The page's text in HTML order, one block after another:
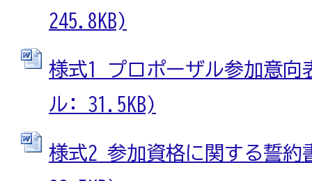
245.8KB)
様式1 プロポーザル参加意向
ル: 31.5KB)
様式2 参加資格に関する誓約